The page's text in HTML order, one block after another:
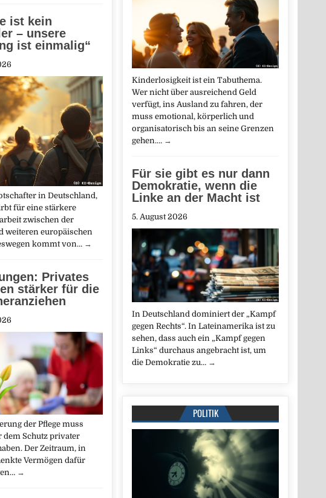
Kinderlosigkeit ist ein Tabuthema.
Wer nicht über ausreichend Geld
verfügt, ins Ausland zu fahren, der
muss emotional, körperlich und
organisatorisch bis an seine Grenzen
gehen.… →
Für sie gibt es nur dann
Demokratie, wenn die
Linke an der Macht ist
5. August 2026
In Deutschland dominiert der „Kampf
gegen Rechts“. In Lateinamerika ist zu
sehen, dass auch ein „Kampf gegen
Links“ durchaus angebracht ist, um
die Demokratie zu… →
POLITIK
ist kein
– unsere
ist einmalig“
in Deutschland,
für eine stärkere
zwischen der
weiteren europäischen
kommt von… →
Privates
stärker für die
der Pflege muss
dem Schutz privater
Der Zeitraum, in
Vermögen dafür
→